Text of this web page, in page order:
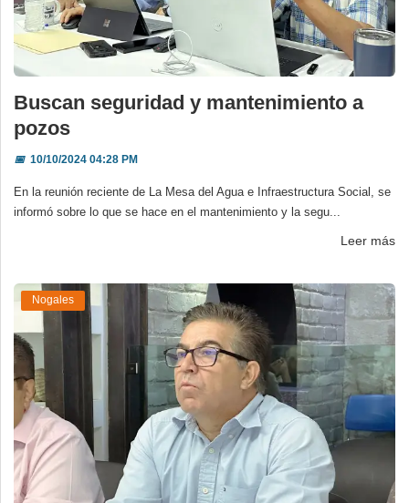
Buscan seguridad y mantenimiento a
pozos
📅10/10/2024 04:28 PM
En la reunión reciente de La Mesa del Agua e Infraestructura Social, se
informó sobre lo que se hace en el mantenimiento y la segu...
Leer más
Nogales